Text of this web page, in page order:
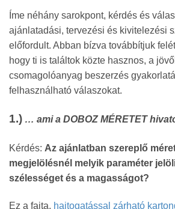
Íme néhány sarokpont, kérdés és
ajánlatadási, tervezési és kivitelezési
előfordult. Abban bízva továbbítjuk
hogy ti is találtok közte hasznos, a
csomagolóanyag beszerzés
felhasználható válaszokat.
1.) … ami a DOBOZ MÉRETET
Kérdés: Az ajánlatban szereplő
megjelölésnél melyik paraméter
szélességet és a magasságot?
Ez a fajta, hajtogatással zárható